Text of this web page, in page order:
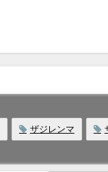
ザジレンマ